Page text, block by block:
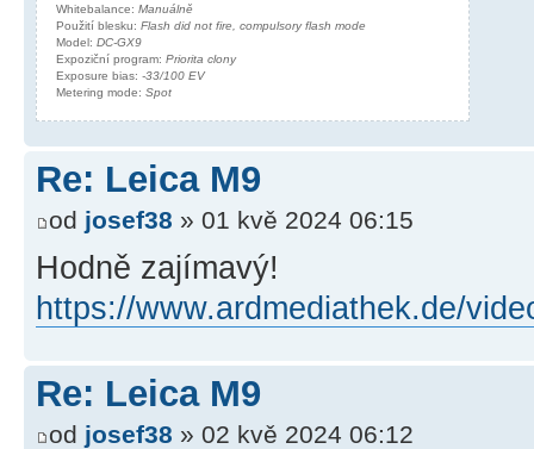
Whitebalance: Manuálně
Použití blesku: Flash did not fire, compulsory flash mode
Model: DC-GX9
Expoziční program: Priorita clony
Exposure bias: -33/100 EV
Metering mode: Spot
Re: Leica M9
od josef38 » 01 kvě 2024 06:15
Hodně zajímavý!
https://www.ardmediathek.de/
Re: Leica M9
od josef38 » 02 kvě 2024 06:12